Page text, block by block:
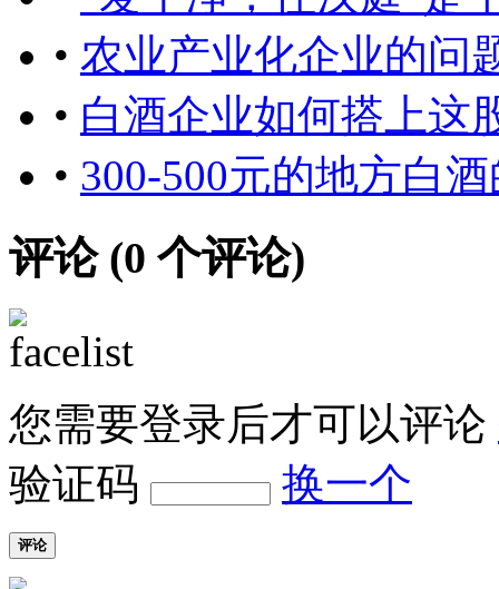
• 农业产业化企业的问
• 白酒企业如何搭上这
• 300-500元的地方白
评论 (0 个评论)
您需要登录后才可以评论
验证码
换一个
评论